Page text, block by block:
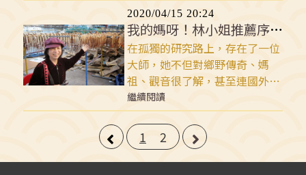
2020/04/15 20:24
我的媽呀！林小姐推薦序 流動的媽祖
在孤獨的研究路上，存在了一位
大師，她不但對鄉野傳奇、媽
祖、觀音很了解，甚至連國外的
民俗也很有研究，更驚訝的是，
她竟然是溫宗翰老師的老師！想
必她絕對是在民俗界大有來頭的
人物，而這位大有來頭的人物就
是長期田野研究媽祖學的中研院
繼續閱讀
1 2